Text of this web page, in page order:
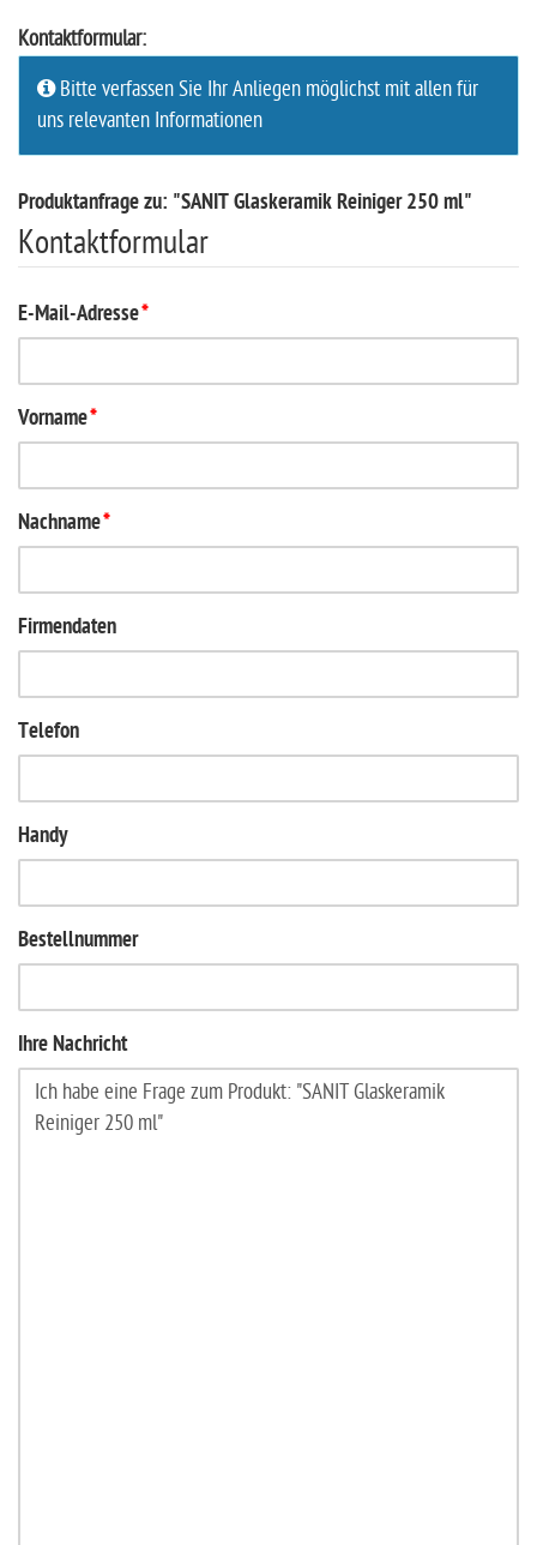
Kontaktformular:
Bitte verfassen Sie Ihr Anliegen möglichst mit allen für
uns relevanten Informationen
Produktanfrage zu: "SANIT Glaskeramik Reiniger 250 ml"
Kontaktformular
E-Mail-Adresse*
Vorname*
Nachname*
Firmendaten
Telefon
Handy
Bestellnummer
Ihre Nachricht